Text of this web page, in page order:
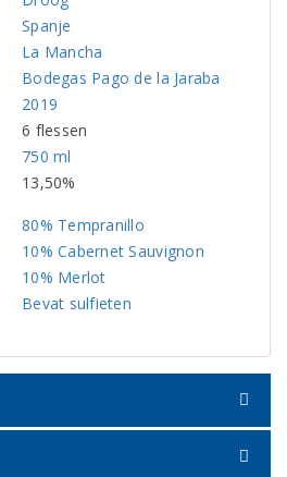
Spanje
La Mancha
Bodegas Pago de la Jaraba
2019
6 flessen
750 ml
13,50%
80% Tempranillo
10% Cabernet Sauvignon
10% Merlot
Bevat sulfieten